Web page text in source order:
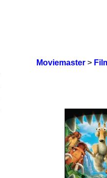
Moviemaster>